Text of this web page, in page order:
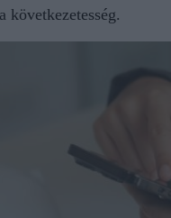
következetesség.